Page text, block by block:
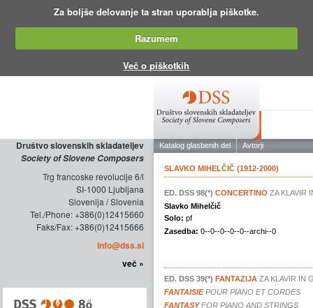
Za boljše delovanje ta stran uporablja piškotke.
Razumem
Več o piškotkih
Društvo slovenskih skladateljev
Society of Slovene Composers
Trg francoske revolucije 6/l
SI-1000 Ljubljana
Slovenija / Slovenia
Tel./Phone: +386(0)12415660
Faks/Fax: +386(0)12415666
info@dss.si
več »